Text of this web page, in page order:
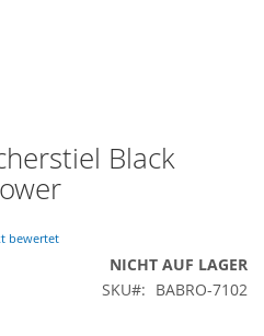
Black
bewertet
NICHT AUF LAGER
SKU
BABRO-7102